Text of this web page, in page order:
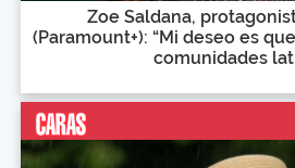
Zoe Saldana,
(Paramount+): “Mi deseo es
comunidades